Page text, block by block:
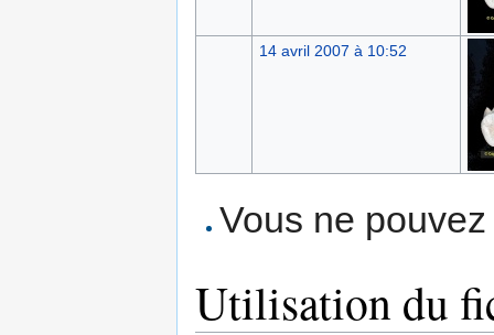
14 avril 2007 à 10:52
Vous ne
Utilisation du